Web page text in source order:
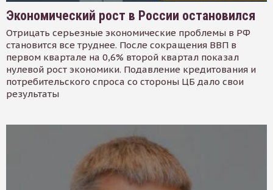
Экономический рост в России остановился
Отрицать серьезные экономические проблемы в РФ
становится все труднее. После сокращения ВВП в
первом квартале на 0,6% второй квартал показал
нулевой рост экономики. Подавление кредитования и
потребительского спроса со стороны ЦБ дало свои
результаты